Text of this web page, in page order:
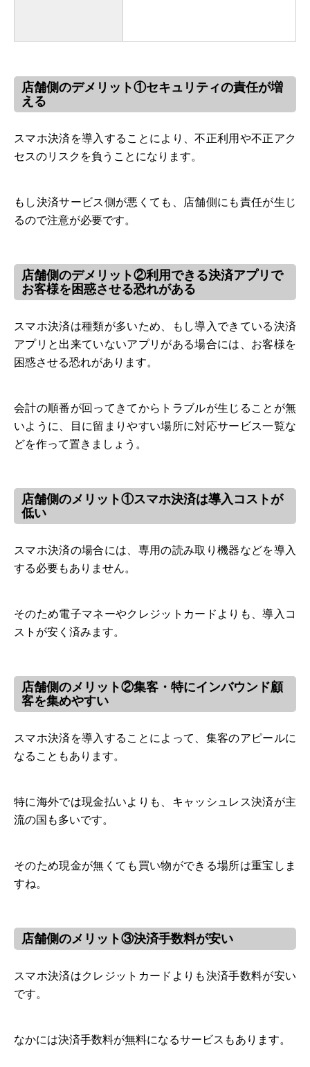
店舗側のデメリット①セキュリティの責任が増
える
スマホ決済を導入することにより、不正利用や不正アク
セスのリスクを負うことになります。
もし決済サービス側が悪くても、店舗側にも責任が生じ
るので注意が必要です。
店舗側のデメリット②利用できる決済アプリで
お客様を困惑させる恐れがある
スマホ決済は種類が多いため、もし導入できている決済
アプリと出来ていないアプリがある場合には、お客様を
困惑させる恐れがあります。
会計の順番が回ってきてからトラブルが生じることが無
いように、目に留まりやすい場所に対応サービス一覧な
どを作って置きましょう。
店舗側のメリット①スマホ決済は導入コストが
低い
スマホ決済の場合には、専用の読み取り機器などを導入
する必要もありません。
そのため電子マネーやクレジットカードよりも、導入コ
ストが安く済みます。
店舗側のメリット②集客・特にインバウンド顧
客を集めやすい
スマホ決済を導入することによって、集客のアピールに
なることもあります。
特に海外では現金払いよりも、キャッシュレス決済が主
流の国も多いです。
そのため現金が無くても買い物ができる場所は重宝しま
すね。
店舗側のメリット③決済手数料が安い
スマホ決済はクレジットカードよりも決済手数料が安い
です。
なかには決済手数料が無料になるサービスもあります。